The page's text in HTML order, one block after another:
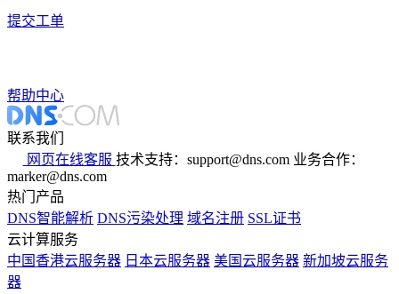
提交工单
帮助中心
联系我们
网页在线客服 技术支持：support@dns.com 业务合作：
marker@dns.com
热门产品
DNS智能解析 DNS污染处理 域名注册 SSL证书
云计算服务
中国香港云服务器 日本云服务器 美国云服务器 新加坡云服务
器